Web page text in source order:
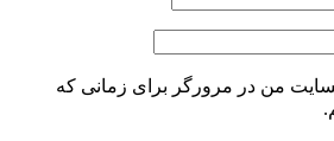
من در مرورگر برای زمانی که